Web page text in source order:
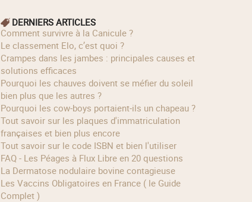
DERNIERS ARTICLES
Comment survivre à la Canicule ?
Le classement Elo, c’est quoi ?
Crampes dans les jambes : principales causes et
solutions efficaces
Pourquoi les chauves doivent se méfier du soleil
bien plus que les autres ?
Pourquoi les cow‑boys portaient‑ils un chapeau ?
Tout savoir sur les plaques d'immatriculation
françaises et bien plus encore
Tout savoir sur le code ISBN et bien l'utiliser
FAQ - Les Péages à Flux Libre en 20 questions
La Dermatose nodulaire bovine contagieuse
Les Vaccins Obligatoires en France ( le Guide
Complet )